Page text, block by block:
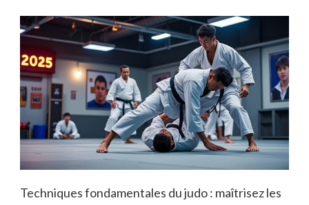
Techniques fondamentales du judo : maîtrisez les